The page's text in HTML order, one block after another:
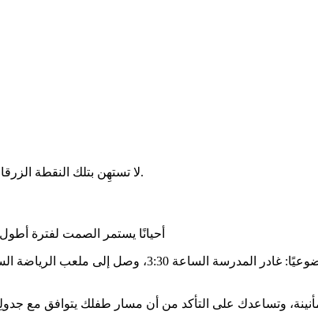
لا تستهِن بتلك النقطة الزرقاء على الخريطة؛ فهي وحدها كفيلة بتحويل الذعر إلى شعور بالاطمئنان.
أحيانًا يستمر الصمت لفترة